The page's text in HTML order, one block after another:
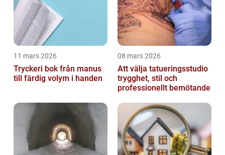
11 mars 2026
Tryckeri bok från manus
till färdig volym i handen
08 mars 2026
Att välja tatueringsstudio
trygghet, stil och
professionellt bemötande